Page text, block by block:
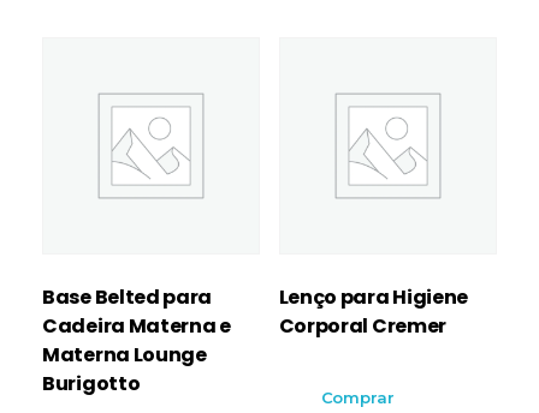
Base Belted para
Cadeira Materna e
Materna Lounge
Burigotto
Lenço para Higiene
Corporal Cremer
Comprar